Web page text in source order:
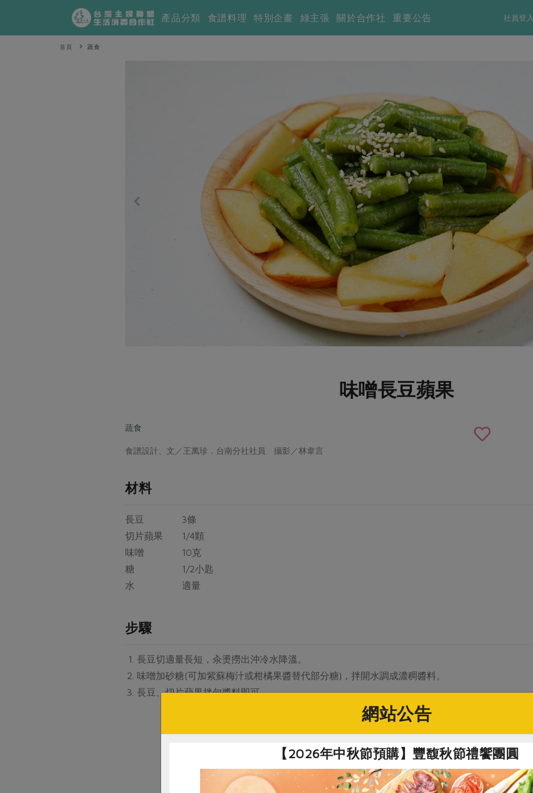
社員登入
產品分類 食譜料理 特別企畫 綠主張 關於合作社 重要公告
首頁 蔬食
味噌長豆蘋果
蔬食
食譜設計、文／王萬珍．台南分社社員 攝影／林韋言
材料
長豆 3條
切片蘋果 1/4顆
味噌 10克
糖 1/2小匙
水 適量
步驟
長豆切適量長短，汆燙撈出沖冷水降溫。
味噌加砂糖(可加紫蘇梅汁或柑橘果醬替代部分糖)，拌開水調成濃稠醬料。
長豆、切片蘋果拌勻醬料即可。
網站公告
【2026年中秋節預購】豐馥秋節禮饗團圓